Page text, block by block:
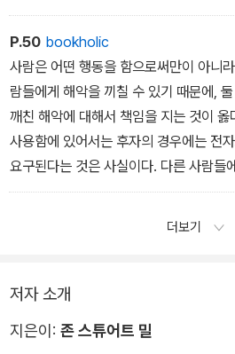
서 만들어진 교설일 뿐이다. 반면에, 그리
성 속에 수동적으로 공존해서, 아주 기분
때 같은 효과만을 낼 뿐이고, 그 이상의
지는 못한다.
P.50 bookholic
사람은 어떤 행동을 함으로써만이 아니
람들에게 해악을 끼칠 수 있기 때문에,
깨친 해악에 대해서 책임을 지는 것이
사용함에 있어서는 후자의 경우에는 전
요구된다는 것은 사실이다. 다른 사람들
책임을 져야 하는 것은 당연하다. 하지
예외적으로 책임을 물어야 한다는 것이
더보기
저자 소개
지은이: 존 스튜어트 밀